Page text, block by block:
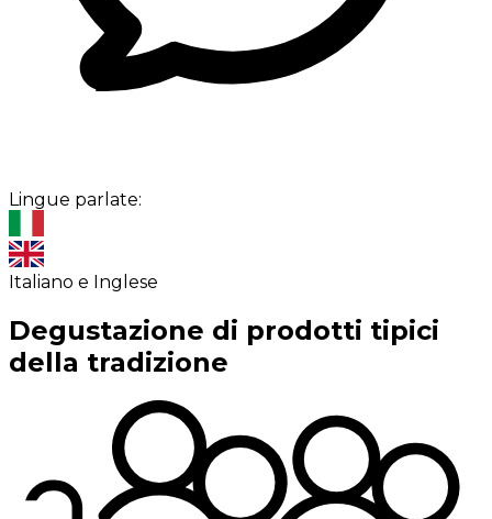
Lingue parlate:
Italiano e Inglese
Degustazione di prodotti tipici
della tradizione